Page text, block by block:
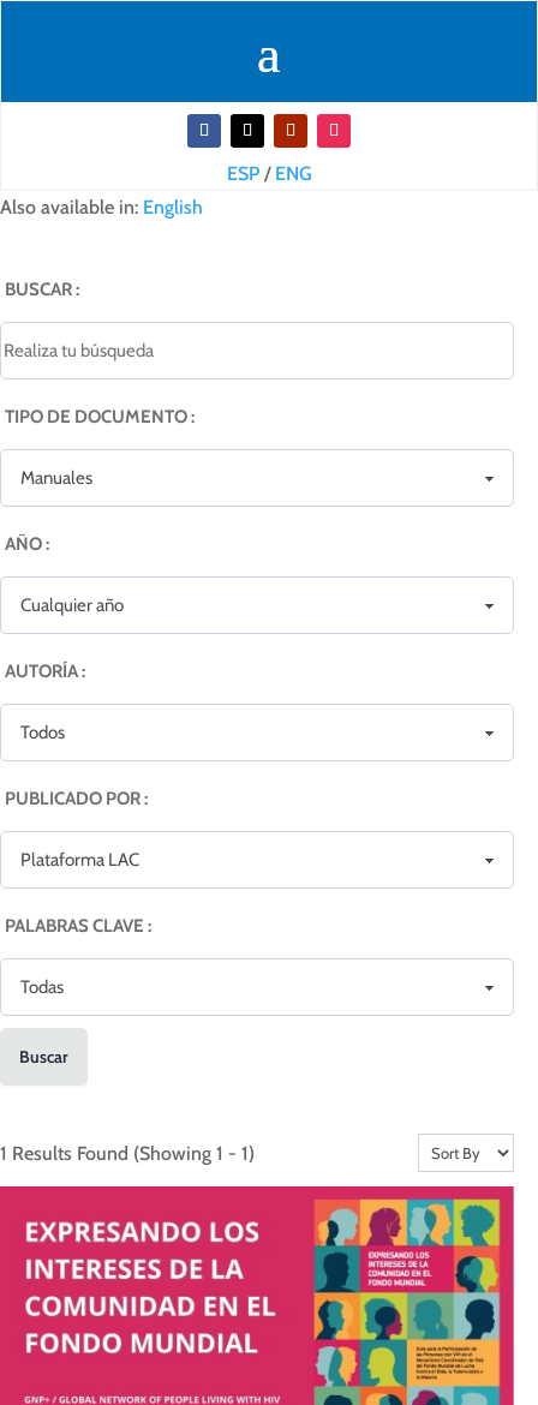
ESP/ ENG
Also available in: English
BUSCAR :
TIPO DE DOCUMENTO :
AÑO :
AUTORÍA :
PUBLICADO POR :
PALABRAS CLAVE :
Buscar
1 Results Found (Showing 1 - 1)